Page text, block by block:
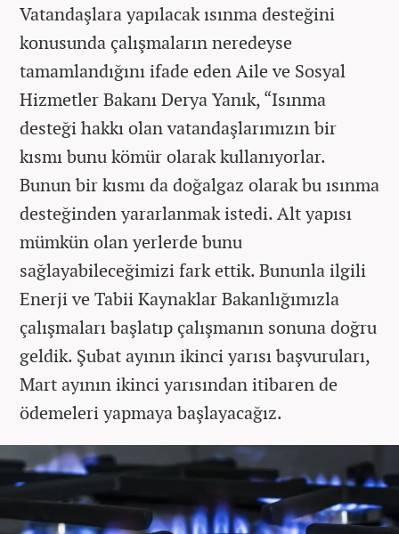
Vatandaşlara yapılacak ısınma desteğini
konusunda çalışmaların neredeyse
tamamlandığını ifade eden Aile ve Sosyal
Hizmetler Bakanı Derya Yanık, “Isınma
desteği hakkı olan vatandaşlarımızın bir
kısmı bunu kömür olarak kullanıyorlar.
Bunun bir kısmı da doğalgaz olarak bu ısınma
desteğinden yararlanmak istedi. Alt yapısı
mümkün olan yerlerde bunu
sağlayabileceğimizi fark ettik. Bununla ilgili
Enerji ve Tabii Kaynaklar Bakanlığımızla
çalışmaları başlatıp çalışmanın sonuna doğru
geldik. Şubat ayının ikinci yarısı başvuruları,
Mart ayının ikinci yarısından itibaren de
ödemeleri yapmaya başlayacağız.